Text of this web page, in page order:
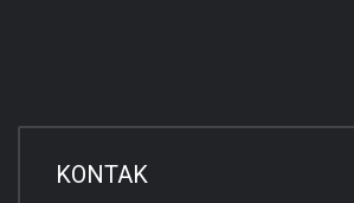
KONTAK